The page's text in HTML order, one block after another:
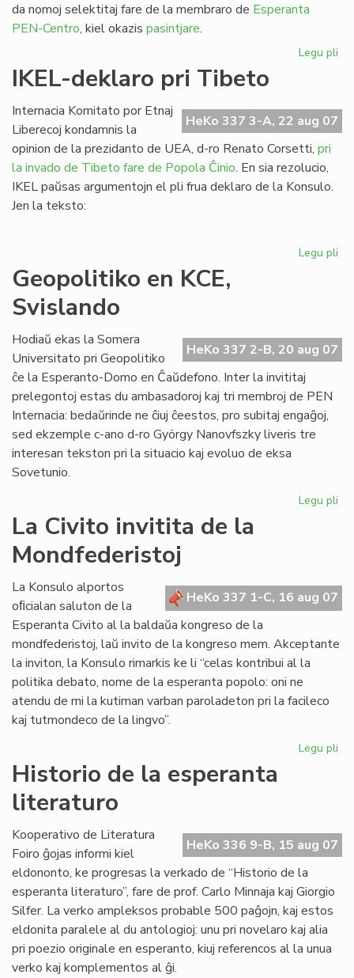
da nomoj selektitaj fare de la membraro de Esperanta
PEN-Centro, kiel okazis pasintjare.
Legu pli
IKEL-deklaro pri Tibeto
HeKo 337 3-A, 22 aug 07
Internacia Komitato por Etnaj
Liberecoj kondamnis la
opinion de la prezidanto de UEA, d-ro Renato Corsetti, pri
la invado de Tibeto fare de Popola Ĉinio. En sia rezolucio,
IKEL paŭsas argumentojn el pli frua deklaro de la Konsulo.
Jen la teksto:
Legu pli
Geopolitiko en KCE,
Svislando
HeKo 337 2-B, 20 aug 07
Hodiaŭ ekas la Somera
Universitato pri Geopolitiko
ĉe la Esperanto-Domo en Ĉaŭdefono. Inter la invititaj
prelegontoj estas du ambasadoroj kaj tri membroj de PEN
Internacia: bedaŭrinde ne ĉiuj ĉeestos, pro subitaj engaĝoj,
sed ekzemple c-ano d-ro György Nanovfszky liveris tre
interesan tekston pri la situacio kaj evoluo de eksa
Sovetunio.
Legu pli
La Civito invitita de la
Mondfederistoj
HeKo 337 1-C, 16 aug 07
La Konsulo alportos
oﬁcialan saluton de la
Esperanta Civito al la baldaŭa kongreso de la
mondfederistoj, laŭ invito de la kongreso mem. Akceptante
la inviton, la Konsulo rimarkis ke li “celas kontribui al la
politika debato, nome de la esperanta popolo: oni ne
atendu de mi la kutiman varban paroladeton pri la facileco
kaj tutmondeco de la lingvo”.
Legu pli
la
Historio de la esperanta
literaturo
HeKo 336 9-B, 15 aug 07
Kooperativo de Literatura
Foiro ĝojas informi kiel
eldononto, ke progresas la verkado de “Historio de la
esperanta literaturo”, fare de prof. Carlo Minnaja kaj Giorgio
Silfer. La verko ampleksos probable 500 paĝojn, kaj estos
eldonita paralele al du antologioj: unu pri novelaro kaj alia
pri poezio originale en esperanto, kiuj referencos al la unua
verko kaj komplementos al ĝi.